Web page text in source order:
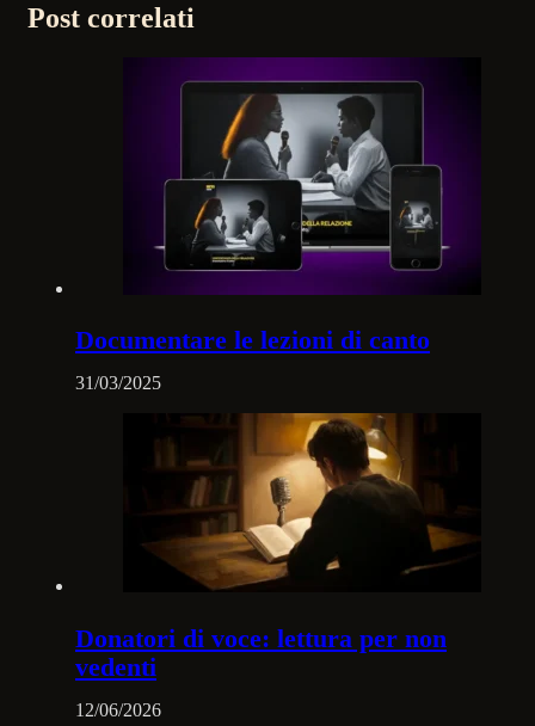
Post correlati
Documentare le lezioni di canto
31/03/2025
Donatori di voce: lettura per non
vedenti
12/06/2026